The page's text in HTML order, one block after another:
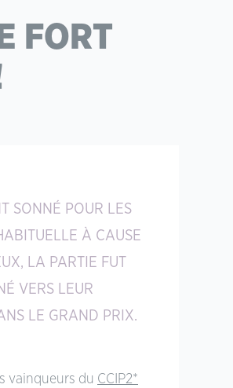
FORT
SONNÉ POUR LES
À CAUSE
LA PARTIE FUT
VERS LEUR
LE GRAND PRIX.
vainqueurs du CCIP2*